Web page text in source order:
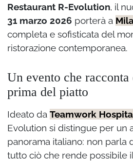
Restaurant R-Evolution, il
31 marzo 2026 porterà a
completa e sofisticata del
ristorazione contemporanea.
Un evento che
prima del piatto
Ideato da Teamwork
Evolution si distingue per un
panorama italiano: non parla
tutto ciò che rende possibile